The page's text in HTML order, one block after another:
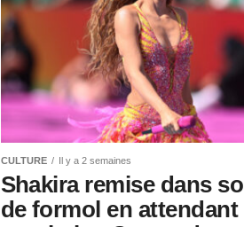
CULTURE Il y a 2 semaines
Shakira remise dans
de formol en attendant